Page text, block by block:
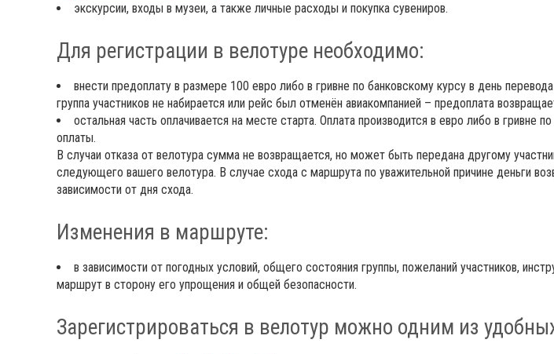
экскурсии, входы в музеи, а также личные расходы и покупка сувениров.
Для регистрации в велотуре необходимо:
внести предоплату в размере 100 евро либо в гривне по банковскому курсу в день
группа участников не набирается или рейс был отменён авиакомпанией – предоплата
остальная часть оплачивается на месте старта. Оплата производится в евро либо в гривне
оплаты.
В случаи отказа от велотура сумма не возвращается, но может быть передана другому
следующего вашего велотура. В случае схода с маршрута по уважительной причине деньги
зависимости от дня схода.
Изменения в маршруте:
в зависимости от погодных условий, общего состояния группы, пожеланий участников,
маршрут в сторону его упрощения и общей безопасности.
Зарегистрироваться в велотур можно одним из